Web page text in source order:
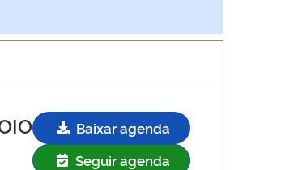
Baixar agenda
Seguir agenda